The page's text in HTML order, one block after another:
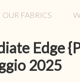
OUR FABRICS
Edge
2025